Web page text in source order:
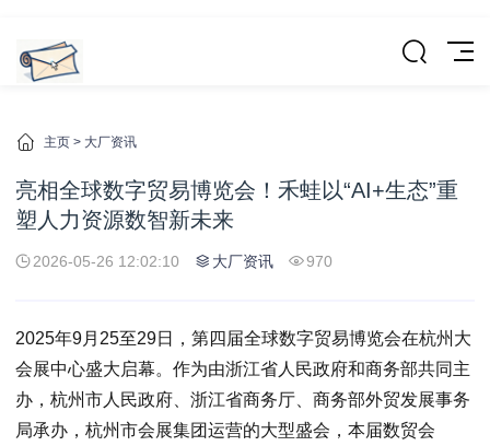
主页 > 大厂资讯
亮相全球数字贸易博览会！禾蛙以“AI+生态”重
塑人力资源数智新未来
2026-05-26 12:02:10 大厂资讯 970
2025年9月25至29日，第四届全球数字贸易博览会在杭州大
会展中心盛大启幕。作为由浙江省人民政府和商务部共同主
办，杭州市人民政府、浙江省商务厅、商务部外贸发展事务
局承办，杭州市会展集团运营的大型盛会，本届数贸会